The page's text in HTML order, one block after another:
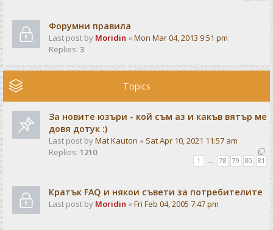
Форумни правила
Last post by Moridin « Mon Mar 04, 2013 9:51 pm
Replies: 3
Topics
За новите юзъри - кой съм аз и какъв вятър ме
довя дотук :)
Last post byMat Kauton « Sat Apr 10, 2021 11:57 am
Replies: 1210
1 78 79 80 81
Кратък FAQ и някои съвети за потребителите
Last post by Moridin « Fri Feb 04, 2005 7:47 pm